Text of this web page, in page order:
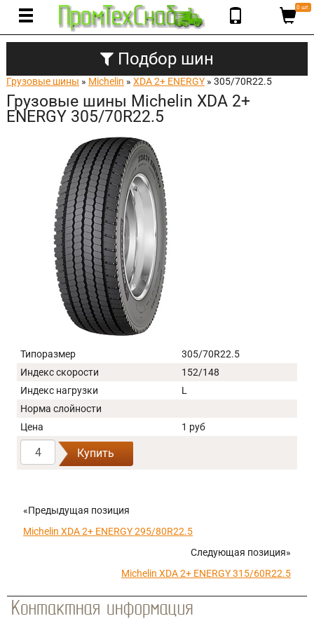
0 шт.
Подбор шин
Грузовые шины » Michelin » XDA 2+ ENERGY » 305/70R22.5
Грузовые шины Michelin XDA 2+
ENERGY 305/70R22.5
Типоразмер
305/70R22.5
Индекс скорости
152/148
Индекс нагрузки
L
Норма слойности
Цена
1 руб
Купить
«Предыдущая позиция
Michelin XDA 2+ ENERGY 295/80R22.5
Следующая позиция»
Michelin XDA 2+ ENERGY 315/60R22.5